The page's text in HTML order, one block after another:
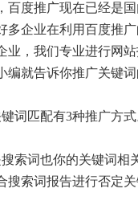
度推广现在已经是
多企业在利用百度推
业，我们专业进行网
编就告诉你推广关键词
匹配有3种推广方式
词也你的关键词相
搜索词报告进行否定关